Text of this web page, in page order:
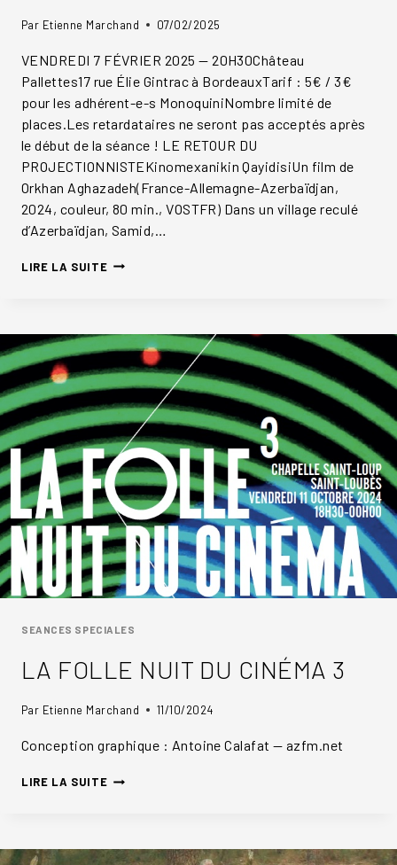
Par Etienne Marchand 07/02/2025
VENDREDI 7 FÉVRIER 2025 — 20H30Château
Pallettes17 rue Élie Gintrac à BordeauxTarif : 5€ / 3€
pour les adhérent-e-s MonoquiniNombre limité de
places.Les retardataires ne seront pas acceptés après
le début de la séance ! LE RETOUR DU
PROJECTIONNISTEKinomexanikin QayidisiUn film de
Orkhan Aghazadeh(France-Allemagne-Azerbaïdjan,
2024, couleur, 80 min., VOSTFR) Dans un village reculé
d’Azerbaïdjan, Samid,…
LIRE LA SUITELE
SEANCES SPECIALES
LA FOLLE NUIT DU CINÉMA 3
Par Etienne Marchand 11/10/2024
Conception graphique : Antoine Calafat — azfm.net
LIRE LA SUITELA